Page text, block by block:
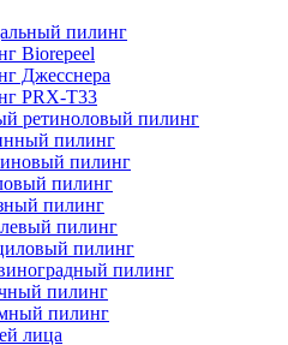
пилинг
Biorepeel
Джесснера
PRX-T33
ретиноловый пилинг
пилинг
пилинг
пилинг
пилинг
пилинг
пилинг
пилинг
пилинг
пилинг
лица